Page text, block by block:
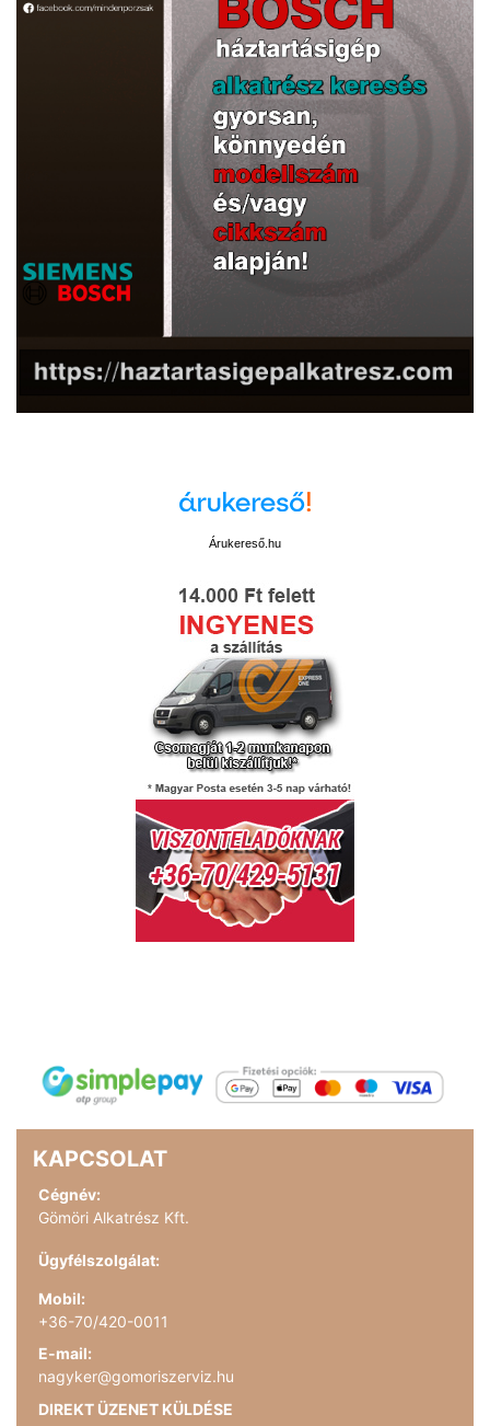
Árukereső.hu
KAPCSOLAT
Cégnév:
Gömöri Alkatrész Kft.
Ügyfélszolgálat:
Mobil:
+36-70/420-0011
E-mail:
nagyker@gomoriszerviz.hu
DIREKT ÜZENET KÜLDÉSE